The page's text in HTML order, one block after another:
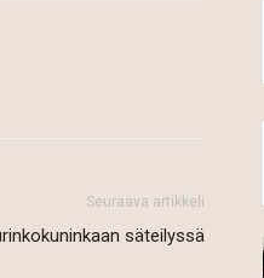
Seuraava artikkeli
säteilyssä